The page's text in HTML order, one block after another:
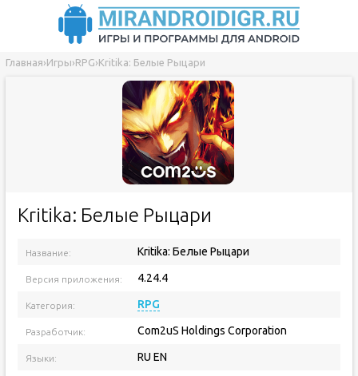
Главная›Игры›RPG›Kritika: Белые Рыцари
Kritika: Белые Рыцари
Название: Kritika: Белые Рыцари
Версия приложения: 4.24.4
Категория: RPG
Разработчик: Com2uS Holdings Corporation
Языки: RU EN